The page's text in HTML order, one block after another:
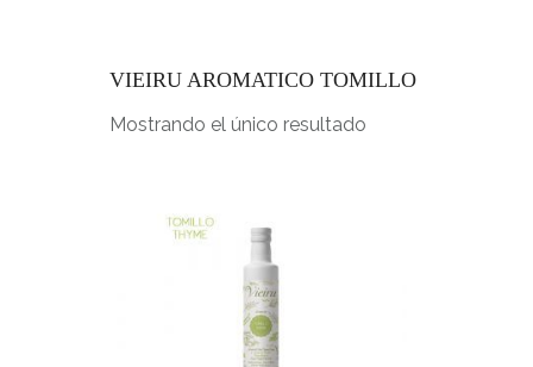
VIEIRU AROMATICO TOMILLO
Mostrando el único resultado